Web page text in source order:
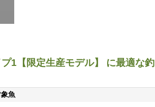
1【限定生産モデル】 に最適な釣
魚